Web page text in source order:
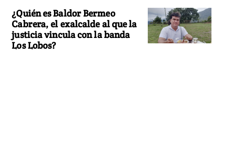
¿Quién es Baldor Bermeo
Cabrera, el exalcalde al que la
justicia vincula con la banda
Los Lobos?